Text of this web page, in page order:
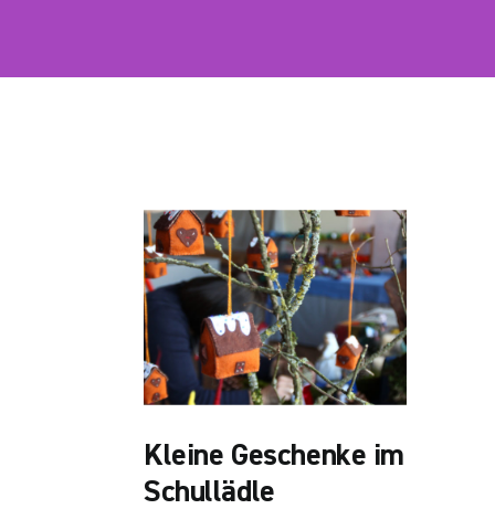
Kleine Geschenke im
Schullädle